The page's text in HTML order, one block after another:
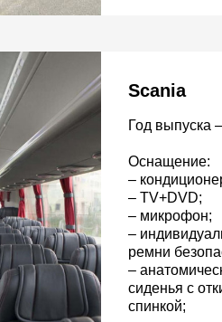
Scania
Год выпуска
Оснащение:
–
– TV+DVD;
– микрофон;
–
ремни
–
сиденья с
спинкой;